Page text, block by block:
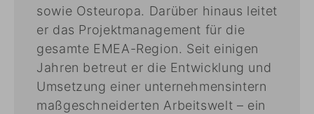
sowie Osteuropa. Darüber hinaus leitet
er das Projektmanagement für die
gesamte EMEA-Region. Seit einigen
Jahren betreut er die Entwicklung und
Umsetzung einer unternehmensintern
maßgeschneiderten Arbeitswelt – ein